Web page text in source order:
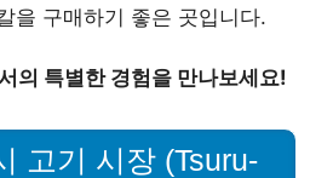
을 구매하기 좋은 곳입니다.
의 특별한 경험을 만나보세요!
고기 시장 (Tsuru-